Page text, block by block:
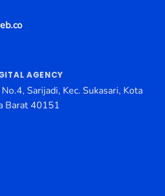
AGENCY
Sarijadi, Kec. Sukasari, Kota
Barat 40151